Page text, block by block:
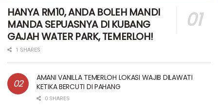
HANYA RM10, ANDA BOLEH MANDI
MANDA SEPUASNYA DI KUBANG
GAJAH WATER PARK, TEMERLOH!
1 SHARES
AMANI VANILLA TEMERLOH LOKASI WAJIB DILAWATI
KETIKA BERCUTI DI PAHANG
0 SHARES